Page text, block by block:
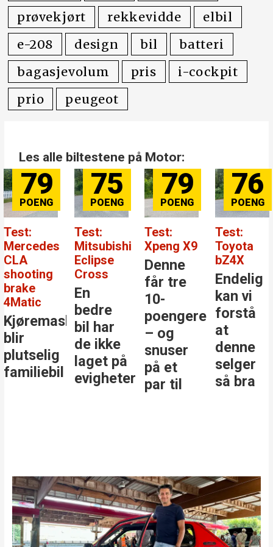
prøvekjørt
rekkevidde
elbil
e-208
design bil
batteri
bagasjevolum
pris
i-cockpit
prio
peugeot
Les alle biltestene på Motor:
75
Test:
Mitsubishi
Eclipse
Cross
En
bedre
bil har
de ikke
laget på
evigheter
79
Test:
Xpeng X9
Denne
får tre
10-
poengere
– og
snuser
på et
par til
76
Test:
Toyota
bZ4X
Endelig
kan vi
forstå
at
denne
selger
så bra
84
Test:
Benz GLC
Den
største
stjernen
i
klassen